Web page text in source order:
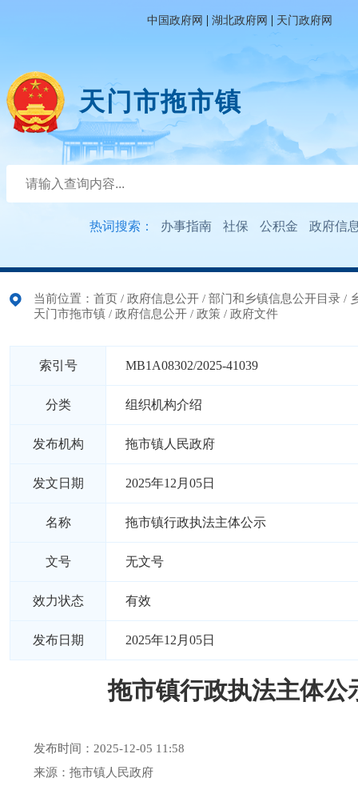
中国政府网 | 湖北政府网 | 天门政府网
天门市拖市镇
热词搜索： 办事指南 社保 公积金 政府信
当前位置： 首页 / 政府信息公开 / 部门和乡镇信息公开目录 /
天门市拖市镇 / 政府信息公开 / 政策 / 政府文件
索引号 MB1A08302/2025-41039
分类 组织机构介绍
发布机构 拖市镇人民政府
发文日期 2025年12月05日
名称 拖市镇行政执法主体公示
文号 无文号
效力状态 有效
发布日期 2025年12月05日
拖市镇行政执法主体公
发布时间：2025-12-05 11:58
来源：拖市镇人民政府